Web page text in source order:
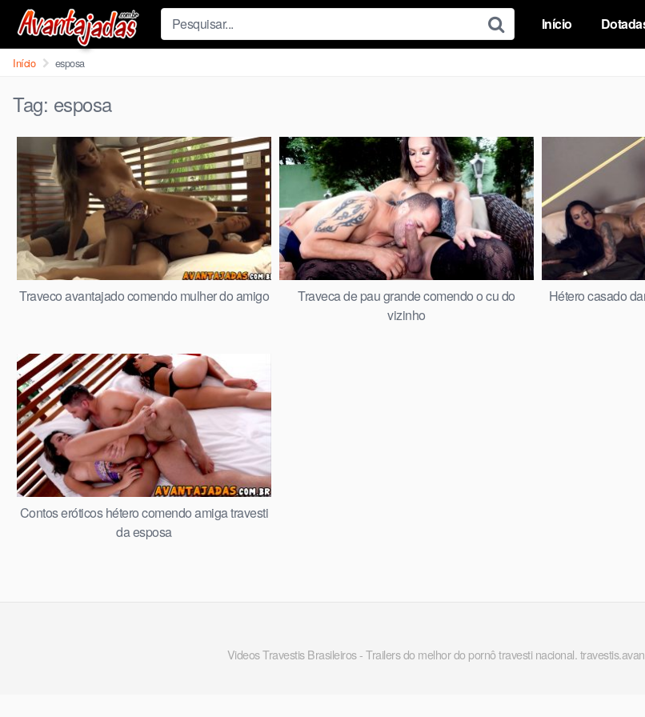
content
Início
Início esposa
Tag: esposa
Traveco avantajado comendo mulher do amigo
Traveca de pau grande comendo o cu do
vizinho
Hétero casado
Contos eróticos hétero comendo amiga travesti
da esposa
Videos Travestis Brasileiros - Trailers do melhor do pornô travesti nacional.